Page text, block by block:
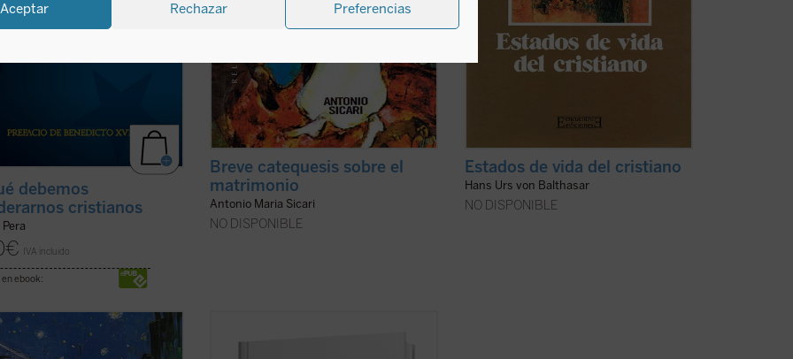
Aceptar Rechazar Preferencias
debemos
cristianos
€ IVA incluido
ebook:
Breve catequesis sobre el
matrimonio
Antonio Maria Sicari
NO DISPONIBLE
Estados de vida del cristiano
Hans Urs von Balthasar
NO DISPONIBLE
mitad de los años
un joven profesor italiano de